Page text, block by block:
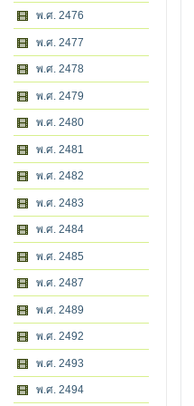
พ.ศ. 2476
พ.ศ. 2477
พ.ศ. 2478
พ.ศ. 2479
พ.ศ. 2480
พ.ศ. 2481
พ.ศ. 2482
พ.ศ. 2483
พ.ศ. 2484
พ.ศ. 2485
พ.ศ. 2487
พ.ศ. 2489
พ.ศ. 2492
พ.ศ. 2493
พ.ศ. 2494